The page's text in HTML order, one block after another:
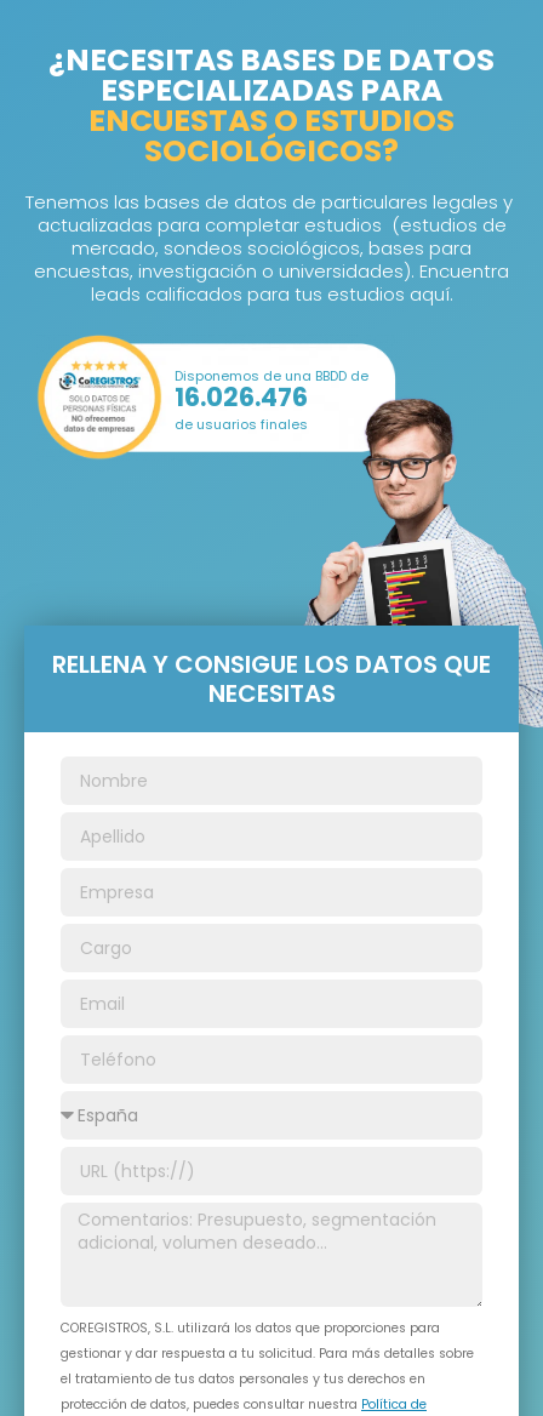
¿NECESITAS BASES DE DATOS
ESPECIALIZADAS PARA
ENCUESTAS O ESTUDIOS
SOCIOLÓGICOS?
Tenemos las bases de datos de particulares legales y
actualizadas para completar estudios (estudios de
mercado, sondeos sociológicos, bases para
encuestas, investigación o universidades). Encuentra
leads calificados para tus estudios aquí.
Disponemos de una BBDD de
16.026.476
de usuarios finales
RELLENA Y CONSIGUE LOS DATOS QUE
NECESITAS
COREGISTROS, S.L. utilizará los datos que proporciones para
gestionar y dar respuesta a tu solicitud. Para más detalles sobre
el tratamiento de tus datos personales y tus derechos en
protección de datos, puedes consultar nuestra Política de